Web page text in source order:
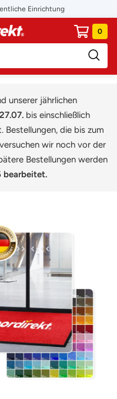
Einrichtung
0
unserer jährlichen
27.07. bis einschließlich
Bestellungen, die bis zum
wir noch vor der
Bestellungen werden
bearbeitet.